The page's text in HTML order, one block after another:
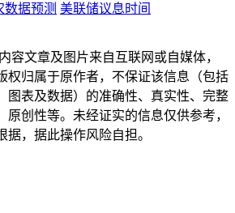
数据预测 美联储议息时间
容文章及图片来自互联网或自媒体，
权归属于原作者，不保证该信息（包括
图表及数据）的准确性、真实性、完整
原创性等。未经证实的信息仅供参考，
据，据此操作风险自担。